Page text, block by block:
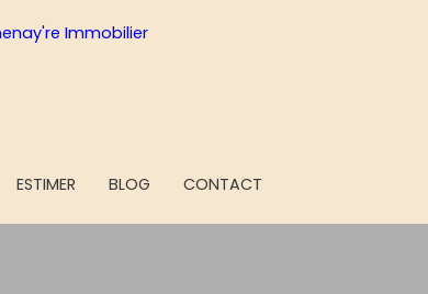
ESTIMER BLOG CONTACT